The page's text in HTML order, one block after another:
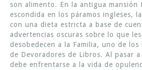
son alimento. En la antigua mansión
escondida en los páramos ingleses,
con una dieta estricta a base de
advertencias oscuras sobre lo que
desobedecen a la Familia, uno de
de Devoradores de Libros. Al pasar
debe enfrentarse a la vida de